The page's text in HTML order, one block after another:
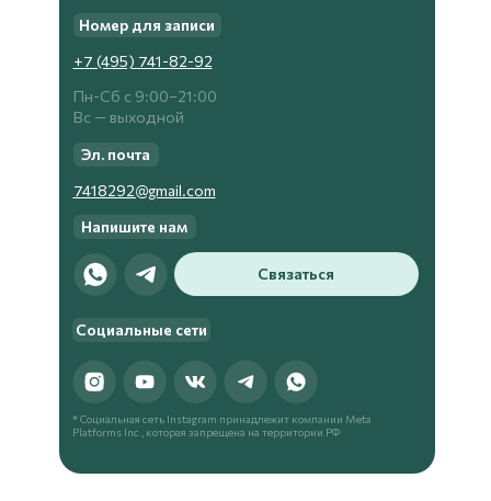
+7 (495) 741-82-92
Пн-Сб с 9:00−21:00
Вс — выходной
* Социальная сеть Instagram принадлежит компании Meta
Platforms Inc., которая запрещена на территории РФ
Номер для записи
Социальные сети
Эл. почта
7418292@gmail.com
Напишите нам
Связаться